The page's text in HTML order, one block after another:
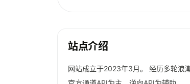
站点介绍
网站成立于2023年3月。 经历多轮浪